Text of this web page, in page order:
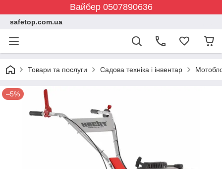
Вайбер 0507890636
safetop.com.ua
Товари та послуги Садова техніка і інвентар
–5%